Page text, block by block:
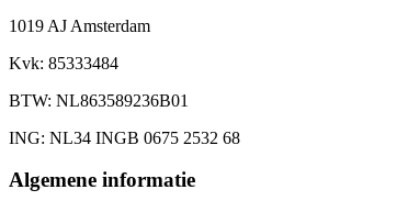
1019 AJ Amsterdam
Kvk: 85333484
BTW: NL863589236B01
ING: NL34 INGB 0675 2532 68
Algemene informatie